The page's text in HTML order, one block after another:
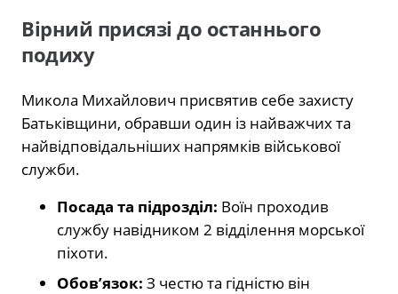
Вірний присязі до останнього
подиху
Микола Михайлович присвятив себе захисту
Батьківщини, обравши один із найважчих та
найвідповідальніших напрямків військової
служби.
Посада та підрозділ: Воїн проходив
службу навідником 2 відділення морської
піхоти.
Обов’язок: З честю та гідністю він